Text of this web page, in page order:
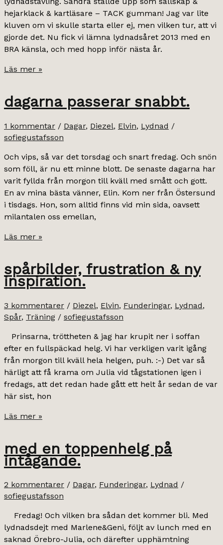
hejarklack & kartläsare – TACK gumman! Jag var lite
kluven om vi skulle starta eller ej, men vilken tur, att vi
gjorde det. Nu fick vi lämna lydnadsåret 2013 med en
BRA känsla, och med hopp inför nästa år.
5,5
Läs mer »
dagarna passerar snabbt.
1 kommentar / Dagar, Diezel, Elvin, Lydnad /
sofiegustafsson
Och vips, så var det torsdag och snart fredag. Och snön
som föll, är nu ett minne blott. De senaste dagarna har
varit fyllda från morgon till kväll med smått och gott.
En av mina bästa vänner, Elin. Kom ner från Östersund
i tisdags. Hon, som alltid finns vid min sida, oavsett
milantalen oss emellan,
dagarna
snabbt.
Läs mer »
spårbilder, frustration & ny
inspiration.
3 kommentarer / Diezel, Elvin, Funderingar, Lydnad,
Spår, Träning / sofiegustafsson
Prinsarna, tröttheten & jag har krupit ner i soffan
efter en fullspäckad helg. Vi har verkligen varit igång
från morgon till kväll hela helgen, puh. :-) Det var så
härligt att få krama om Julia vid tågstationen igen i
fredags, att det redan hade gått ett helt år sedan de var
här sist, hon
spårbilder,
ny
inspiration.
Läs mer »
med en toppenhelg på
intågande.
2 kommentarer / Dagar, Funderingar, Lydnad /
sofiegustafsson
Fredag! Och vilken bra sådan det kommer bli. Med
lydnadsdejt med Marlene&Geni, följt av lunch med en
saknad Örebro-Julia, och därefter upphämtning